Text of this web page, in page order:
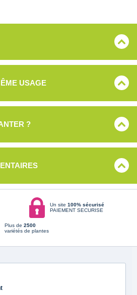
USAGE
?
Un site 100% sécurisé
PAIEMENT SECURISE
Plus de 2500
variétés de plantes